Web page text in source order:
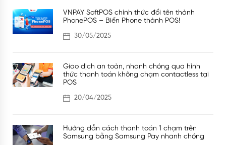
VNPAY SoftPOS chính thức đổi tên thành
PhonePOS – Biến Phone thành POS!
30/05/2025
Giao dịch an toàn, nhanh chóng qua hình
thức thanh toán không chạm contactless tại
POS
20/04/2025
Hướng dẫn cách thanh toán 1 chạm trên
Samsung bằng Samsung Pay nhanh chóng